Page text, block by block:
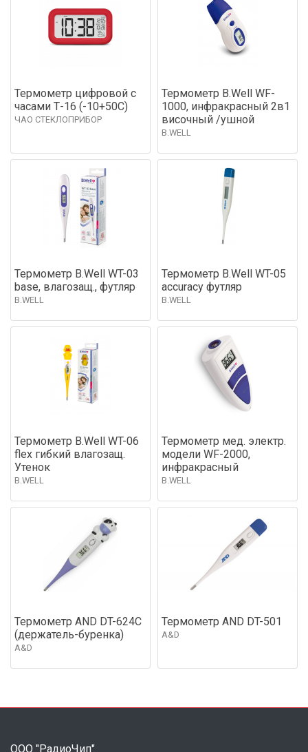
Термометр цифровой с
часами Т-16 (-10+50С)
ЧАО СТЕКЛОПРИБОР
Термометр B.Well WF-
1000, инфракрасный 2в1
височный /ушной
B.WELL
Термометр B.Well WT-03
base, влагозащ., футляр
B.WELL
Термометр B.Well WT-05
accuracy футляр
B.WELL
Термометр B.Well WT-06
flex гибкий влагозащ.
Утенок
B.WELL
Термометр мед. электр.
модели WF-2000,
инфракрасный
B.WELL
Термометр AND DT-624C
(держатель-буренка)
A&D
Термометр AND DT-501
A&D
ООО "РадиоЧип"